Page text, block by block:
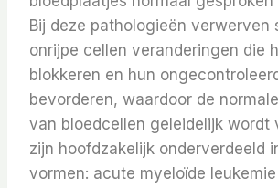
Bij deze pathologieën verwerven
onrijpe cellen veranderingen die
blokkeren en hun
bevorderen, waardoor de
van bloedcellen geleidelijk wordt
zijn hoofdzakelijk onderverdeeld
vormen: acute myeloïde